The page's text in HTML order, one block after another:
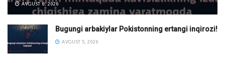
AVGUST 6, 2026
Bugungi arbakiylar Pokistonning ertangi inqirozi!
AVGUST 5, 2026